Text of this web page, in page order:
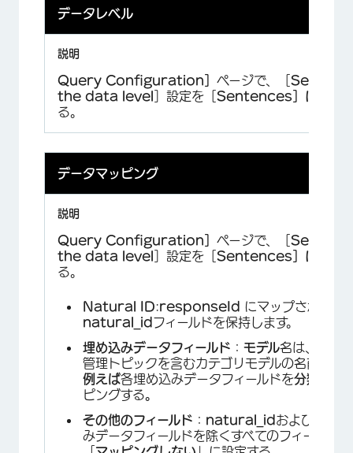
データレベル
Query Configuration］ ページで、［ Select
the data level
］設定を［ Sentences］に
る。
データマッピング
Query Configuration］ ページで、［ Select
the data level
］設定を［ Sentences］に
る。
Natural ID:responseId にマップされた
natural_id フィールドを保持します。
埋め込みデータフィールド ： モデル名は、ケース
管理トピックを含むカテゴリモデルの名前です
例えば各埋め込みデータフィールドを分類に
ピングする。
その他のフィールド ： natural_id および埋め込
みデータフィールドを除くすべてのフィールドを